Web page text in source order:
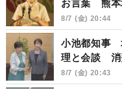
お言葉 熊本
8/7 (金) 20:44
小池都知事
理と会談 消
8/7 (金) 20:43